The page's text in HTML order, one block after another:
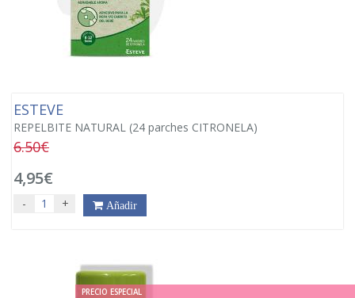
ESTEVE
REPELBITE NATURAL (24 parches CITRONELA)
6.50€
4,95€
- + Añadir
PRECIO ESPECIAL